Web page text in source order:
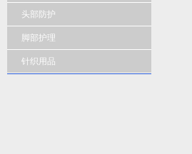
头部防护
脚部护理
针织用品